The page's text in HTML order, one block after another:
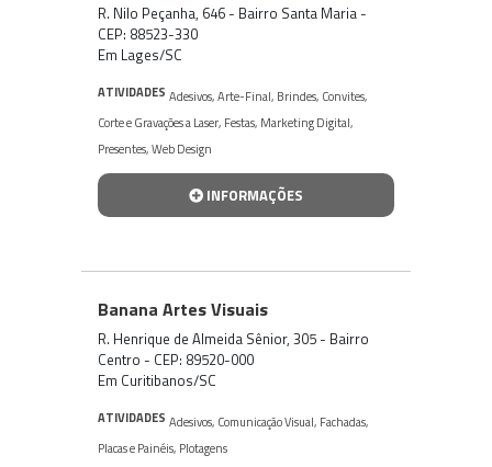
R. Nilo Peçanha, 646 - Bairro Santa Maria -
CEP: 88523-330
Em Lages/SC
ATIVIDADES Adesivos,Arte-Final, Brindes, Convites,
Corte e Gravações a Laser, Festas, Marketing Digital,
Presentes,Web Design
INFORMAÇÕES
Banana Artes Visuais
R. Henrique de Almeida Sênior, 305 - Bairro
Centro - CEP: 89520-000
Em Curitibanos/SC
ATIVIDADES Adesivos, Comunicação Visual, Fachadas,
Placas e Painéis, Plotagens